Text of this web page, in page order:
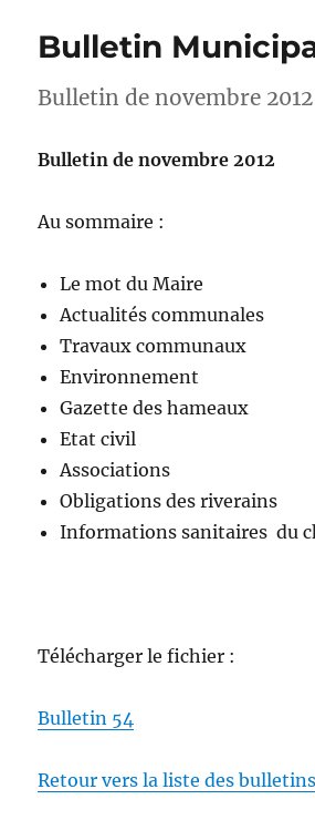
Bulletin
Bulletin de novembre 2012
Bulletin de novembre 2012
Au sommaire :
Le mot du Maire
Actualités communales
Travaux communaux
Environnement
Gazette des hameaux
Etat civil
Associations
Obligations des riverains
Informations sanitaires du
Télécharger le fichier :
Bulletin 54
Retour vers la liste des bulletins